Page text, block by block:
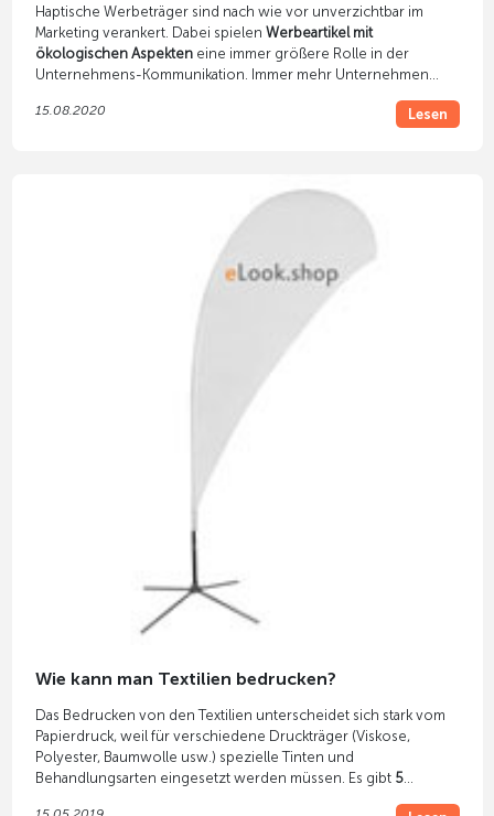
Haptische Werbeträger sind nach wie vor unverzichtbar im
Marketing verankert. Dabei spielen Werbeartikel mit
ökologischen Aspekteneine immer größere Rolle in der
Unternehmens-Kommunikation. Immer mehr Unternehmen
Kundengeschenke.
15.08.2020 Lesen
Wie kann man Textilien bedrucken?
Das Bedrucken von den Textilien unterscheidet sich stark vom
Papierdruck, weil für verschiedene Druckträger (Viskose,
Polyester, Baumwolle usw.) spezielle Tinten und
Behandlungsarten eingesetzt werden müssen. Es gibt 5